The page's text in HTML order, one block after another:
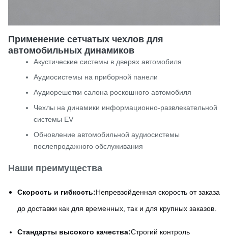
Применение сетчатых чехлов для
автомобильных динамиков
Акустические системы в дверях автомобиля
Аудиосистемы на приборной панели
Аудиорешетки салона роскошного автомобиля
Чехлы на динамики информационно-развлекательной
системы EV
Обновление автомобильной аудиосистемы
послепродажного обслуживания
Наши преимущества
Скорость и гибкость:Непревзойденная скорость от заказа
до доставки как для временных, так и для крупных заказов.
Стандарты высокого качества:Строгий контроль